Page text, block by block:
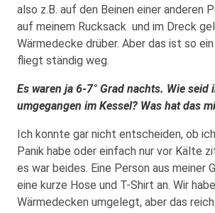
also z.B. auf den Beinen einer anderen
auf meinem Rucksack und im Dreck
Wärmedecke drüber. Aber das ist so
fliegt ständig weg.
Es waren ja 6-7° Grad nachts. Wie seid
umgegangen im Kessel? Was hat das
Ich konnte gar nicht entscheiden, ob
Panik habe oder einfach nur vor Kälte
es war beides. Eine Person aus meiner
eine kurze Hose und T-Shirt an. Wir
Wärmedecken umgelegt, aber das